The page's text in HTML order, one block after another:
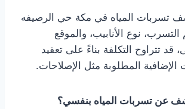
تسربات المياه في مكة حي الرصيفه
نوع الأنابيب، والموقع
قد تتراوح التكلفة بناءً على تعقيد
الإضافية المطلوبة مثل الإصلاحات.
عن تسربات المياه بنفسي؟